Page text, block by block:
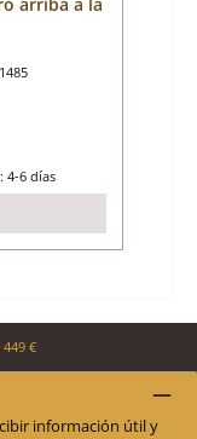
arriba a la
4-6 días
€
información útil y